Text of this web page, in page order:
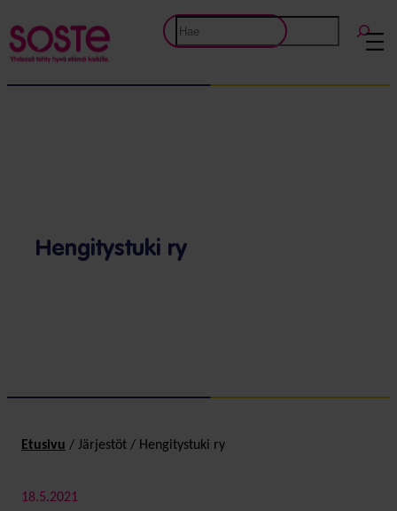
Etsi
Hengitystuki ry
Etusivu / Järjestöt / Hengitystuki ry
18.5.2021